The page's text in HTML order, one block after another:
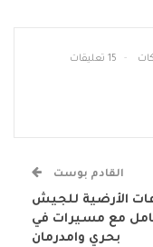
15 تعليقات
القادم بوست
الأرضية للجيش
مع مسيرات في
بحري وامدرمان